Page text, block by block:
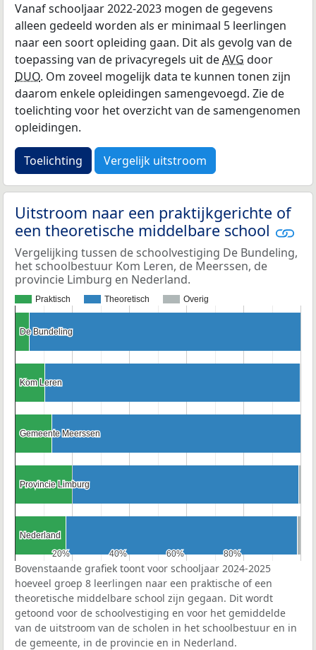
Vanaf schooljaar 2022-2023 mogen de gegevens
alleen gedeeld worden als er minimaal 5 leerlingen
naar een soort opleiding gaan. Dit als gevolg van de
toepassing van de privacyregels uit deAVG door
DUO. Om zoveel mogelijk data te kunnen tonen zijn
daarom enkele opleidingen samengevoegd. Zie de
toelichting voor het overzicht van de samengenomen
opleidingen.
Toelichting Vergelijk uitstroom
Uitstroom naar een praktijkgerichte of
een theoretische middelbare school
Vergelijking tussen de schoolvestiging De Bundeling,
het schoolbestuur Kom Leren, de Meerssen, de
provincie Limburg en Nederland.
Praktisch Theoretisch Overig
20%
20% 40%
40% 60%
60% 80%
80%
De Bundeling
De Bundeling
Kom Leren
Kom Leren
Gemeente Meerssen
Gemeente Meerssen
Provincie Limburg
Provincie Limburg
Nederland
Nederland
Bovenstaande grafiek toont voor schooljaar 2024-2025
hoeveel groep 8 leerlingen naar een praktische of een
theoretische middelbare school zijn gegaan. Dit wordt
getoond voor de schoolvestiging en voor het gemiddelde
van de uitstroom van de scholen in het schoolbestuur en in
de gemeente, in de provincie en in Nederland.